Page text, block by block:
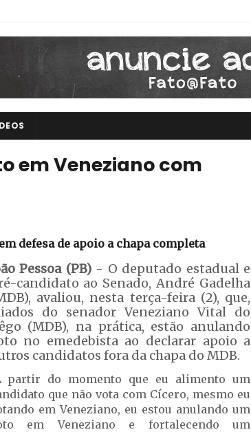
em Veneziano com
defesa de apoio a chapa completa
Pessoa (PB)- O deputado estadual e
candidato ao Senado, André Gadelha
avaliou, nesta terça-feira (2), que,
do senador Veneziano Vital do
(MDB), na prática, estão anulando
no emedebista ao declarar apoio a
candidatos fora da chapa do MDB.
partir do momento que eu alimento um
que não vota com Cícero, mesmo eu
em Veneziano, eu estou anulando um
em Veneziano e fortalecendo um